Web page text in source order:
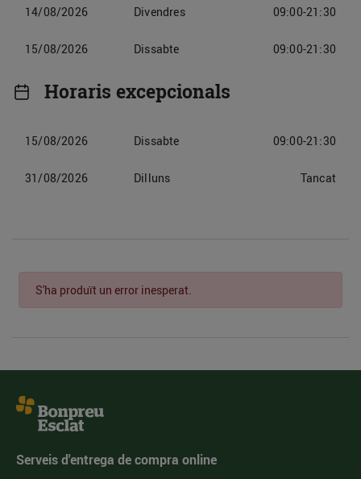
14/08/2026 Divendres 09:00-21:30
15/08/2026 Dissabte 09:00-21:30
Horaris excepcionals
15/08/2026 Dissabte 09:00-21:30
31/08/2026 Dilluns Tancat
S'ha produït un error inesperat.
Serveis d'entrega de compra online